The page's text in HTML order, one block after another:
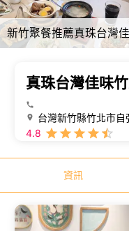
真珠台灣佳味
台灣新竹縣竹北市
4.8
資訊